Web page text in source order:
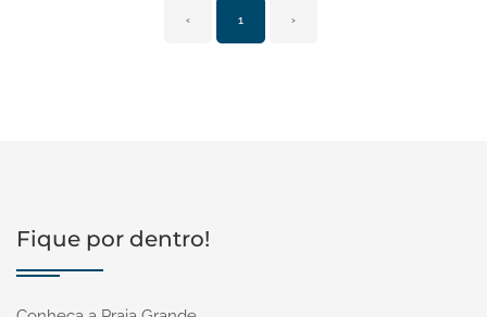
‹ 1 ›
Fique por dentro!